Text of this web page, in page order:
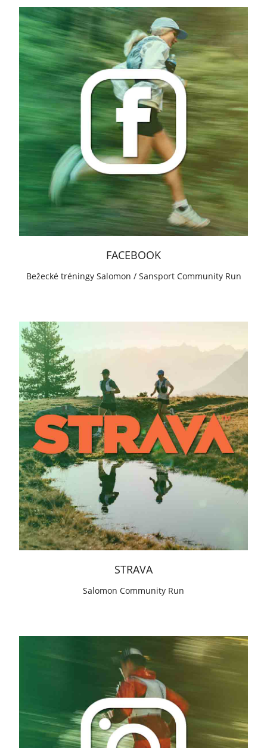
FACEBOOK
Bežecké tréningy Salomon / Sansport Community Run
STRAVA
Salomon Community Run